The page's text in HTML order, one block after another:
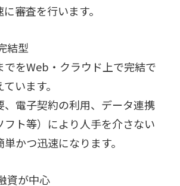
審査を行います。
結型
でをWeb・クラウド上で完結で
います。
、電子契約の利用、データ連携
フト等）により人手を介さない
かつ迅速になります。
資が中心